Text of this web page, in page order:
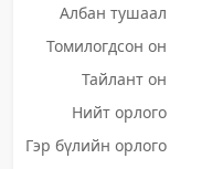
Албан тушаал
Томилогдсон он
Тайлант он
Нийт орлого
Гэр бүлийн орлого